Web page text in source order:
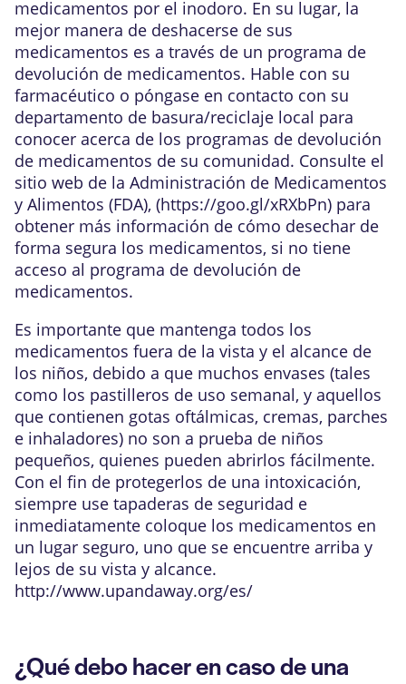
medicamentos por el inodoro. En su lugar, la
mejor manera de deshacerse de sus
medicamentos es a través de un programa de
devolución de medicamentos. Hable con su
farmacéutico o póngase en contacto con su
departamento de basura/reciclaje local para
conocer acerca de los programas de devolución
de medicamentos de su comunidad. Consulte el
sitio web de la Administración de Medicamentos
y Alimentos (FDA), (https://goo.gl/xRXbPn) para
obtener más información de cómo desechar de
forma segura los medicamentos, si no tiene
acceso al programa de devolución de
medicamentos.
Es importante que mantenga todos los
medicamentos fuera de la vista y el alcance de
los niños, debido a que muchos envases (tales
como los pastilleros de uso semanal, y aquellos
que contienen gotas oftálmicas, cremas, parches
e inhaladores) no son a prueba de niños
pequeños, quienes pueden abrirlos fácilmente.
Con el fin de protegerlos de una intoxicación,
siempre use tapaderas de seguridad e
inmediatamente coloque los medicamentos en
un lugar seguro, uno que se encuentre arriba y
lejos de su vista y alcance.
http://www.upandaway.org/es/
¿Qué debo hacer en caso de una